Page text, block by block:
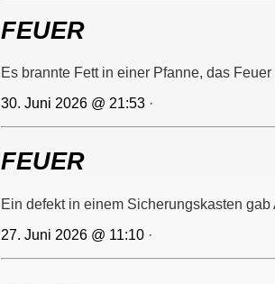
FEUER
Es brannte Fett in einer Pfanne, das
30. Juni 2026 @ 21:53 ·
FEUER
Ein defekt in einem Sicherungskasten
27. Juni 2026 @ 11:10 ·